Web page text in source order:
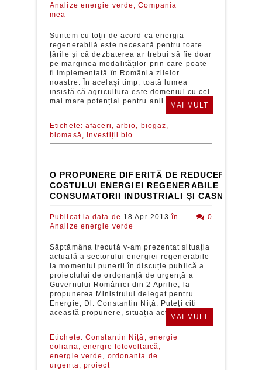
Analize energie verde,
Compania
mea
Suntem cu toții de acord ca energia
regenerabilă este necesară pentru toate
țările și că dezbaterea ar trebui să fie doar
pe marginea modalităților prin care poate
fi implementată în România zilelor
noastre. În același timp, toată lumea
insistă că agricultura este domeniul cu cel
mai mare potențial pentru anii următori...
MAI MULT
Etichete: afaceri, arbio,
biogaz,
biomasă,
investiții bio
O PROPUNERE DIFERITĂ DE REDUCERE A
COSTULUI ENERGIEI REGENERABILE PENTRU
CONSUMATORII INDUSTRIALI ȘI CASNICI
Publicat la data de 18 Apr 2013 în
Analize energie verde
0
Săptămâna trecută v-am prezentat situația
actuală a sectorului energiei regenerabile
la momentul punerii în discuție publică a
proiectului de ordonanță de urgență a
Guvernului României din 2 Aprilie, la
propunerea Ministrului delegat pentru
Energie, Dl. Constantin Niță. Puteți citi
această propunere, situația actuală a...
MAI MULT
Etichete: Constantin Niță,
energie
eoliana,
energie fotovoltaică,
energie verde,
ordonanta de
urgenta,
proiect